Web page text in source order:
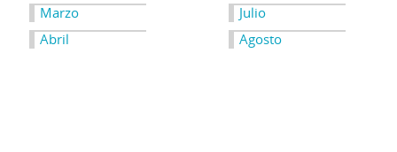
Marzo
Abril
Julio
Agosto